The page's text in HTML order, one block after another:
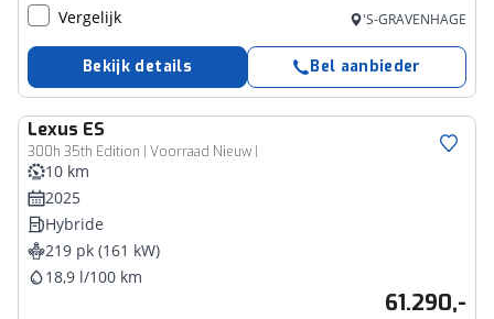
Vergelijk 'S-GRAVENHAGE
Bekijk details Bel aanbieder
Lexus ES
300h 35th Edition | Voorraad Nieuw |
10 km
2025
Hybride
219 pk (161 kW)
18,9 l/100 km
61.290,-